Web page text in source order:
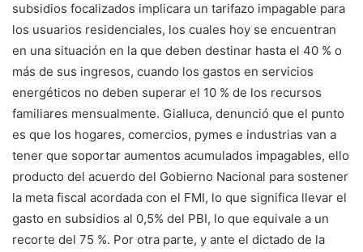
subsidios focalizados implicara un tarifazo impagable para
los usuarios residenciales, los cuales hoy se encuentran
en una situación en la que deben destinar hasta el 40 % o
más de sus ingresos, cuando los gastos en servicios
energéticos no deben superar el 10 % de los recursos
familiares mensualmente. Gialluca, denunció que el punto
es que los hogares, comercios, pymes e industrias van a
tener que soportar aumentos acumulados impagables, ello
producto del acuerdo del Gobierno Nacional para sostener
la meta fiscal acordada con el FMI, lo que significa llevar el
gasto en subsidios al 0,5% del PBI, lo que equivale a un
recorte del 75 %. Por otra parte, y ante el dictado de la